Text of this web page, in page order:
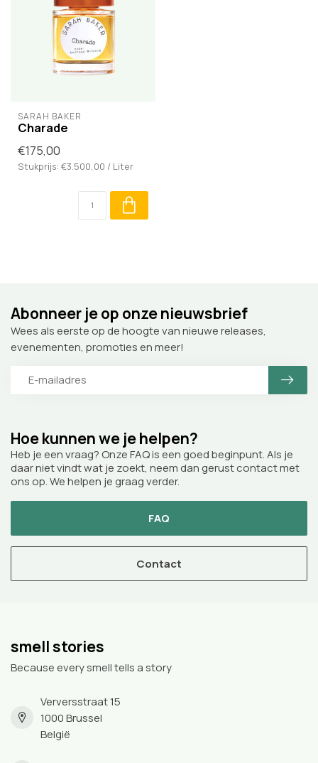
SARAH BAKER
Charade
€175,00
Stukprijs: €3.500,00 / Liter
Hoe kunnen we je helpen?
Heb je een vraag? Onze FAQ is een goed beginpunt. Als je
daar niet vindt wat je zoekt, neem dan gerust contact met
ons op. We helpen je graag verder.
FAQ
Contact
Abonneer je op onze nieuwsbrief
Wees als eerste op de hoogte van nieuwe releases,
evenementen, promoties en meer!
smell stories
Because every smell tells a story
Verversstraat 15
1000 Brussel
België